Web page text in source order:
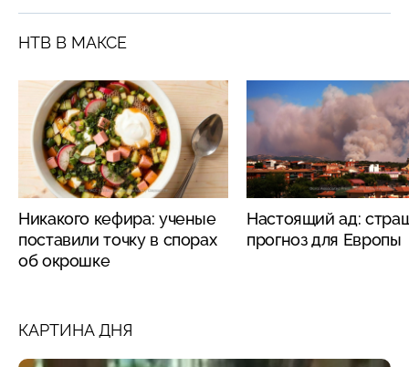
НТВ В МАКСЕ
Никакого кефира: ученые
поставили точку в спорах
об окрошке
Настоящий ад:
прогноз для Европы
КАРТИНА ДНЯ